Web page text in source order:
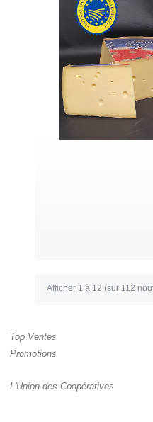
Afficher 1 à 12 (sur 112
Top Ventes
Promotions
L'Union des Coopératives